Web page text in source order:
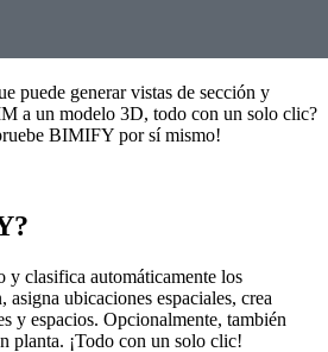
puede generar vistas de sección y
a un modelo 3D, todo con un solo clic?
BIMIFY por sí mismo!
clasifica automáticamente los
asigna ubicaciones espaciales, crea
y espacios. Opcionalmente, también
planta. ¡Todo con un solo clic!